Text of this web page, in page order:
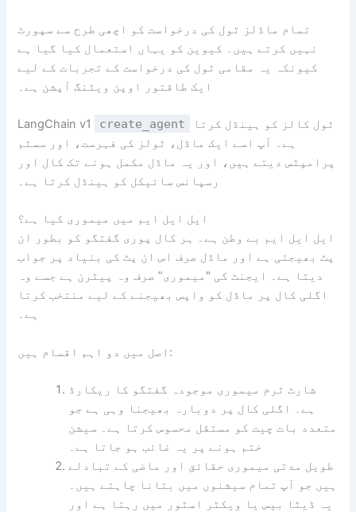
تمام ماڈلز ٹول کی درخواست کو اچھی طرح سے سپورٹ
نہیں کرتے ہیں۔ کیوین کو یہاں استعمال کیا گیا ہے
کیونکہ یہ مقامی ٹول کی درخواست کے تجربات کے لیے
ایک طاقتور اوپن ویٹنگ آپشن ہے۔
LangChain v1 create_agent
ہے۔ آپ اسے ایک ماڈل، ٹولز کی فہرست، اور سسٹم
پرامپٹس دیتے ہیں، اور یہ ماڈل مکمل ہونے تک کال اور
رسپانس سائیکل کو ہینڈل کرتا ہے۔
ایل ایل ایم میں میموری کیا ہے؟
ایل ایل ایم بے وطن ہے۔ ہر کال پوری گفتگو کو بطور ان
پٹ بھیجتی ہے اور ماڈل صرف اس ان پٹ کی بنیاد پر جواب
دیتا ہے۔ ایجنٹ کی "میموری” صرف وہ پیٹرن ہے جسے وہ
اگلی کال پر ماڈل کو واپس بھیجنے کے لیے منتخب کرتا
ہے۔
اصل میں دو اہم اقسام ہیں:
شارٹ ٹرم میموری موجودہ گفتگو کا ریکارڈ
ہے۔ اگلی کال پر دوبارہ بھیجنا وہی ہے جو
متعدد بات چیت کو مستقل محسوس کرتا ہے۔ سیشن
ختم ہونے پر یہ غائب ہو جاتا ہے۔
طویل مدتی میموری حقائق اور ماضی کے تبادلے
ہیں جو آپ تمام سیشنوں میں بتانا چاہتے ہیں۔
یہ ڈیٹا بیس یا ویکٹر اسٹور میں رہتا ہے اور